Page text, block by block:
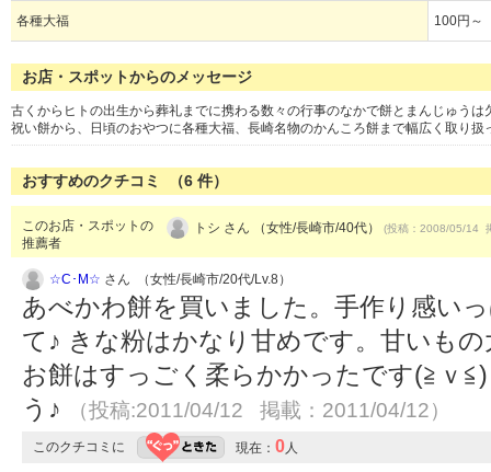
各種大福 100円～
お店・スポットからのメッセージ
古くからヒトの出生から葬礼までに携わる数々の行事のなかで餅とまんじゅう
祝い餅から、日頃のおやつに各種大福、長崎名物のかんころ餅まで幅広く取り
おすすめのクチコミ （6 件）
このお店・スポットの
推薦者
トシ さん （女性/長崎市/40代） (投稿：2008/05/14
☆C･M☆ さん （女性/長崎市/20代/Lv.8）
あべかわ餅を買いました。手作り感い
て♪ きな粉はかなり甘めです。甘いも
お餅はすっごく柔らかかったです(≧ｖ
う♪
（投稿:2011/04/12 掲載：2011/04/12）
このクチコミに 現在： 0人